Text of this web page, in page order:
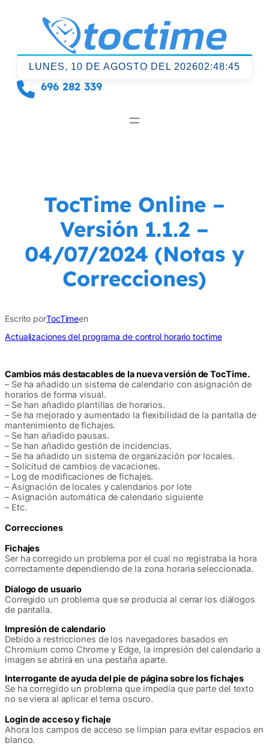
contenido
LUNES, 10 DE AGOSTO DEL 202602:48:45
696 282 339
TocTime Online –
Versión 1.1.2 –
04/07/2024 (Notas y
Correcciones)
Escrito porTocTimeen
Actualizaciones del programa de control horario toctime
Cambios más destacables de la nueva versión de TocTime.
– Se ha añadido un sistema de calendario con asignación de
horarios de forma visual.
– Se han añadido plantillas de horarios.
– Se ha mejorado y aumentado la flexibilidad de la pantalla de
mantenimiento de fichajes.
– Se han añadido pausas.
– Se han añadido gestión de incidencias.
– Se ha añadido un sistema de organización por locales.
– Solicitud de cambios de vacaciones.
– Log de modificaciones de fichajes.
– Asignación de locales y calendarios por lote
– Asignación automática de calendario siguiente
– Etc.
Correcciones
Fichajes
Ser ha corregido un problema por el cual no registraba la hora
correctamente dependiendo de la zona horaria seleccionada.
Dialogo de usuario
Corregido un problema que se producía al cerrar los diálogos
de pantalla.
Impresión de calendario
Debido a restricciones de los navegadores basados en
Chromium como Chrome y Edge, la impresión del calendario a
imagen se abrirá en una pestaña aparte.
Interrogante de ayuda del pie de página sobre los fichajes
Se ha corregido un problema que impedía que parte del texto
no se viera al aplicar el tema oscuro.
Login de acceso y fichaje
Ahora los campos de acceso se limpian para evitar espacios en
blanco.